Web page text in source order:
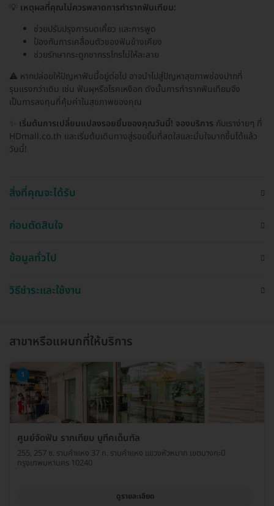
💡 เหตุผลที่คุณไม่ควรพลาดการทำรากฟันเทียม:
ช่วยปรับปรุงการบดเคี้ยว และการพูด
ป้องกันการเคลื่อนตัวของฟันข้างเคียง
ช่วยรักษากระดูกขากรรไกรไม่ให้ละลาย
⚠️ หากปล่อยให้ปัญหาฟันนี้อยู่ต่อไป อาจนำไปสู่ปัญหาสุขภาพช่องปากที่
รุนแรงกว่าเดิม เช่น ฟันผุหรือโรคเหงือก ดังนั้นการทำรากฟันเทียมจึง
เป็นการลงทุนที่คุ้มค่าในสุขภาพของคุณ
เริ่มต้นการเปลี่ยนแปลงรอยยิ้มของคุณวันนี้! จองบริการ กับเราง่ายๆ ที่
HDmall.co.th และเริ่มต้นเดินทางสู่รอยยิ้มที่สดใสและมั่นใจมากขึ้นได้แล้ว
วันนี้!
สิ่งที่คุณจะได้รับ
ก่อนตัดสินใจ
ข้อมูลทั่วไป
วิธีชำระและใช้งาน
สาขาหรือแผนกที่ให้บริการ
1
ศูนย์จัดฟัน รากเทียม บูทีคเด็นทัล
255, 257 ซ. รามคำแหง 37 ถ. รามคำแหง แขวงหัวหมาก เขตบางกะปิ
กรุงเทพมหานคร 10240
ดูรายละเอียด